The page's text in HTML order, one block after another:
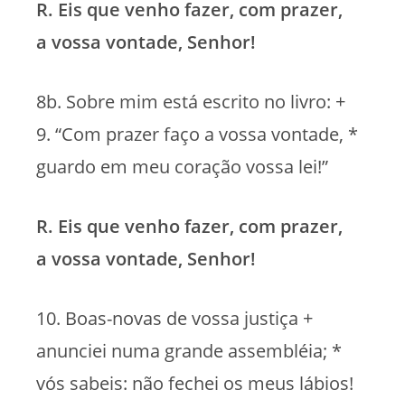
R. Eis que venho fazer, com prazer,
a vossa vontade, Senhor!
8b. Sobre mim está escrito no livro: +
9. “Com prazer faço a vossa vontade, *
guardo em meu coração vossa lei!”
R. Eis que venho fazer, com prazer,
a vossa vontade, Senhor!
10. Boas-novas de vossa justiça +
anunciei numa grande assembléia; *
vós sabeis: não fechei os meus lábios!